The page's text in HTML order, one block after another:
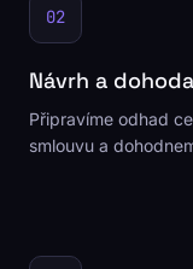
02
Návrh a dohoda
Připravíme odhad
smlouvu a